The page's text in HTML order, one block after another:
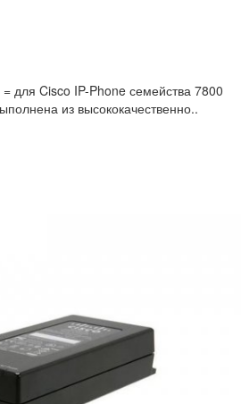
для Cisco IP-Phone семейства 7800
из высококачественно..